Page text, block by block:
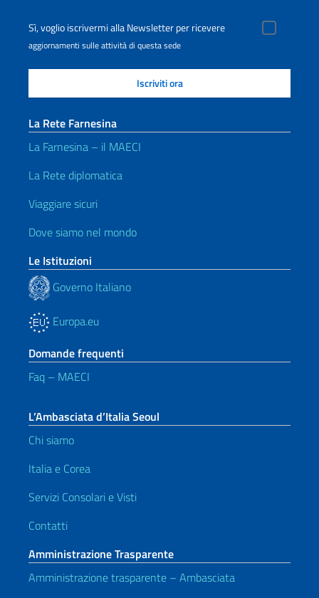
Sì, voglio iscrivermi alla Newsletter per ricevere
aggiornamenti sulle attività di questa sede
La Rete Farnesina
La Farnesina – il MAECI
La Rete diplomatica
Viaggiare sicuri
Dove siamo nel mondo
Le Istituzioni
Governo Italiano
Europa.eu
Domande frequenti
Faq – MAECI
L’Ambasciata d’Italia Seoul
Chi siamo
Italia e Corea
Servizi Consolari e Visti
Contatti
Amministrazione Trasparente
Amministrazione trasparente – Ambasciata